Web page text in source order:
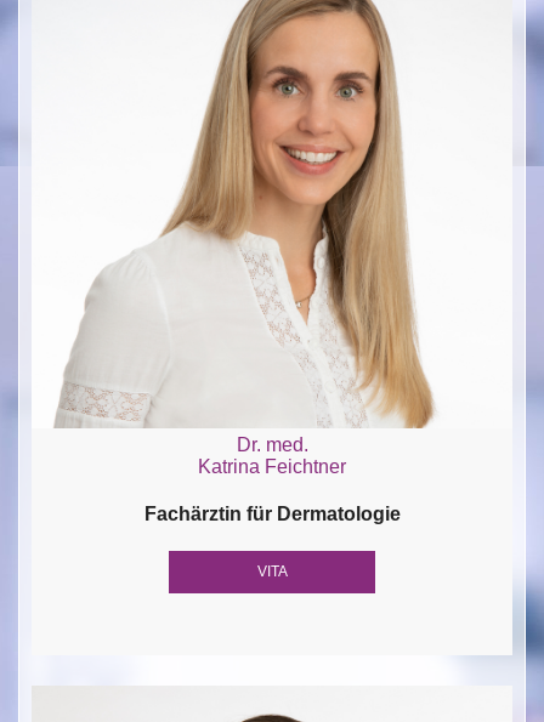
Dr. med.
Katrina Feichtner
Fachärztin für Dermatologie
VITA